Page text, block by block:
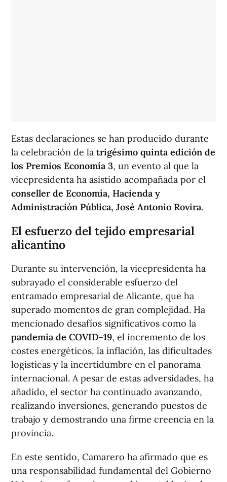
Estas declaraciones se han producido durante
la celebración de la trigésimo quinta edición de
los Premios Economía 3, un evento al que la
vicepresidenta ha asistido acompañada por el
conseller de Economía, Hacienda y
Administración Pública, José Antonio Rovira.
El esfuerzo del tejido empresarial
alicantino
Durante su intervención, la vicepresidenta ha
subrayado el considerable esfuerzo del
entramado empresarial de Alicante, que ha
superado momentos de gran complejidad. Ha
mencionado desafíos significativos como la
pandemia de COVID-19, el incremento de los
costes energéticos, la inflación, las dificultades
logísticas y la incertidumbre en el panorama
internacional. A pesar de estas adversidades, ha
añadido, el sector ha continuado avanzando,
realizando inversiones, generando puestos de
trabajo y demostrando una firme creencia en la
provincia.
En este sentido, Camarero ha afirmado que es
una responsabilidad fundamental del Gobierno